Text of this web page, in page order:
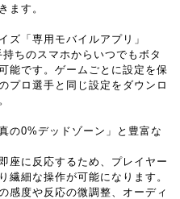
ます。
ズ「専用モバイルアプリ」
ちのスマホからいつでもボタ
能です。ゲームごとに設定を保
プロ選手と同じ設定をダウンロ
の0%デッドゾーン」と豊富な
座に反応するため、プレイヤー
繊細な操作が可能になります。
感度や反応の微調整、オーディ